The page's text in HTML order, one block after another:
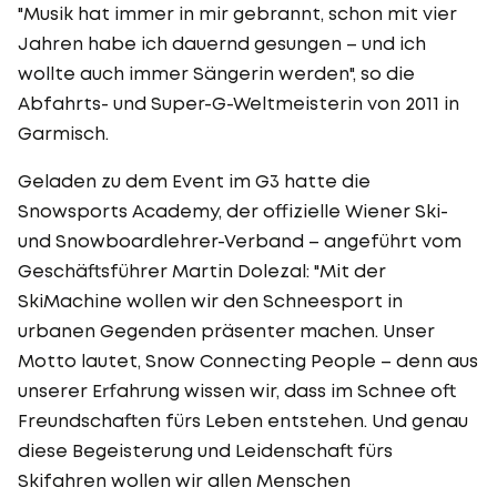
"Musik hat immer in mir gebrannt, schon mit vier
Jahren habe ich dauernd gesungen – und ich
wollte auch immer Sängerin werden", so die
Abfahrts- und Super-G-Weltmeisterin von 2011 in
Garmisch.
Geladen zu dem Event im G3 hatte die
Snowsports Academy, der offizielle Wiener Ski-
und Snowboardlehrer-Verband – angeführt vom
Geschäftsführer Martin Dolezal: "Mit der
SkiMachine wollen wir den Schneesport in
urbanen Gegenden präsenter machen. Unser
Motto lautet‚ Snow Connecting People – denn aus
unserer Erfahrung wissen wir, dass im Schnee oft
Freundschaften fürs Leben entstehen. Und genau
diese Begeisterung und Leidenschaft fürs
Skifahren wollen wir allen Menschen